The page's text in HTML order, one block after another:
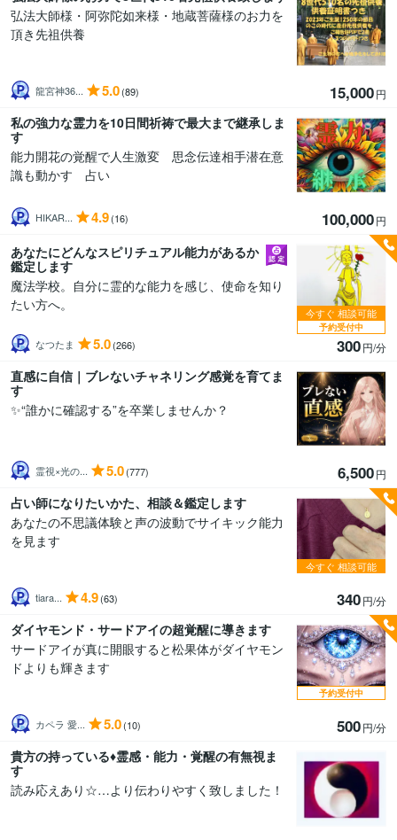
弘法大師様・阿弥陀如来様・地蔵菩薩様のお力を
頂き先祖供養
龍宮神36... 5.0(89) 15,000円
私の強力な霊力を10日間祈祷で最大まで継承しま
す
能力開花の覚醒で人生激変 思念伝達相手潜在意
識も動かす 占い
HIKAR... 4.9(16) 100,000円
あなたにどんなスピリチュアル能力があるか
鑑定します
魔法学校。自分に霊的な能力を感じ、使命を知り
たい方へ。
なつたま 5.0(266) 300円/分
今すぐ 相談可能
予約受付中
直感に自信｜ブレないチャネリング感覚を育てま
す
✨“誰かに確認する”を卒業しませんか？
霊視×光の... 5.0(777) 6,500円
占い師になりたいかた、相談＆鑑定します
あなたの不思議体験と声の波動でサイキック能力
を見ます
tiara... 4.9(63) 340円/分
今すぐ 相談可能
ダイヤモンド・サードアイの超覚醒に導きます
サードアイが真に開眼すると松果体がダイヤモン
ドよりも輝きます
カペラ 愛... 5.0(10) 500円/分
予約受付中
貴方の持っている♦️霊感・能力・覚醒の有無視ま
す
読み応えあり☆…より伝わりやすく致しました！